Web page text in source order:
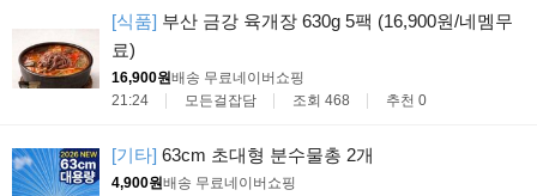
[식품] 부산 금강 육개장 630g 5팩 (16,900원/네멤무
료)
16,900원배송 무료네이버쇼핑
21:24
모든걸잡담 조회 468 추천 0
[기타] 63cm 초대형 분수물총 2개
4,900원배송 무료네이버쇼핑